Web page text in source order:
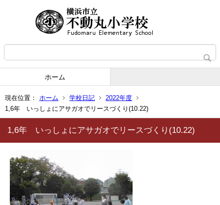
ホーム
現在位置： ホーム 学校日記
2022年度
1,6年 いっしょにアサガオでリースづくり(10.22)
1,6年 いっしょにアサガオでリースづくり(10.22)